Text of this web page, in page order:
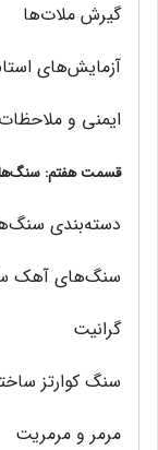
گیرش ملات‌ها
آزمایش‌های
ایمنی و
قسمت هفتم:
دسته‌بندی
سنگ‌هاي آهك
گرانیت
سنگ کوارتز
مرمر و مرمریت